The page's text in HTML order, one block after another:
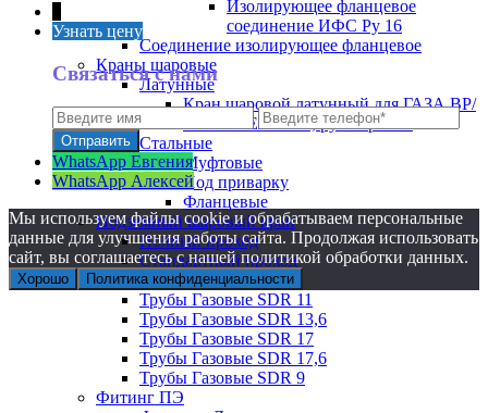
Изолирующее фланцевое
соединение ИФС Ру 16
Соединение изолирующее фланцевое
Краны шаровые
Латунные
Кран шаровой латунный для ГАЗА ВР/
ВР НИКЕЛИР-Й, ручка-рычаг
Стальные
Муфтовые
Под приварку
Фланцевые
Подземный шаровый кран
Полный проход
Стандартный проход
Трубы Газовые
Трубы Газовые SDR 11
Трубы Газовые SDR 13,6
Трубы Газовые SDR 17
Трубы Газовые SDR 17,6
Трубы Газовые SDR 9
Фитинг ПЭ
Узнать цену
Связаться с нами
WhatsApp Евгения
WhatsApp Алексей
Мы используем файлы cookie и обрабатываем персональные
данные для улучшения работы сайта. Продолжая использовать
сайт, вы соглашаетесь с нашей политикой обработки данных.
Хорошо Политика конфиденциальности